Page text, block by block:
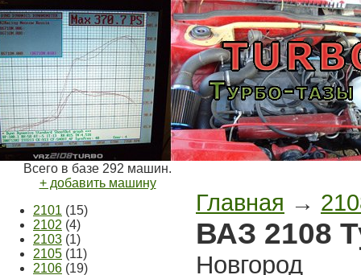
Всего в базе 292 машин.
+ добавить машину
2101 (15)
2102 (4)
2103 (1)
2105 (11)
2106 (19)
Главная →
ВАЗ 2108
Новгород